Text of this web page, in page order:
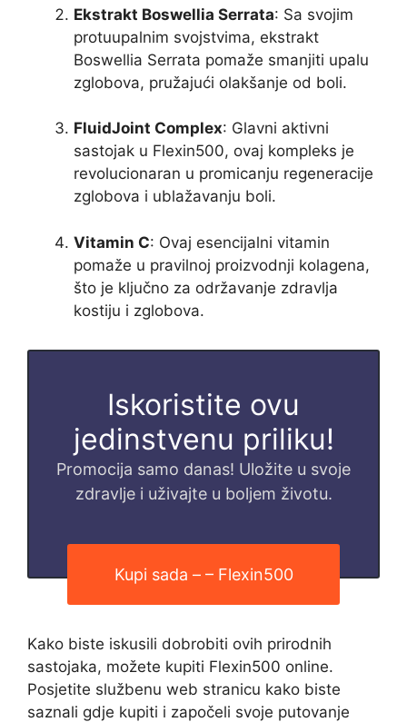
Ekstrakt Boswellia Serrata: Sa svojim
protuupalnim svojstvima, ekstrakt
Boswellia Serrata pomaže smanjiti upalu
zglobova, pružajući olakšanje od boli.
FluidJoint Complex: Glavni aktivni
sastojak u Flexin500, ovaj kompleks je
revolucionaran u promicanju regeneracije
zglobova i ublažavanju boli.
Vitamin C: Ovaj esencijalni vitamin
pomaže u pravilnoj proizvodnji kolagena,
što je ključno za održavanje zdravlja
kostiju i zglobova.
Iskoristite ovu
jedinstvenu priliku!
Promocija samo danas! Uložite u svoje
zdravlje i uživajte u boljem životu.
Kupi sada – – Flexin500
Kako biste iskusili dobrobiti ovih prirodnih
sastojaka, možete kupiti Flexin500 online.
Posjetite službenu web stranicu kako biste
saznali gdje kupiti i započeli svoje putovanje